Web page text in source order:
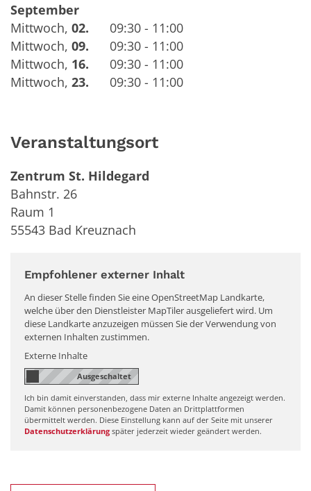
September
Mittwoch, 02.
09:30 - 11:00
Mittwoch, 09.
09:30 - 11:00
Mittwoch, 16.
09:30 - 11:00
Mittwoch, 23. 09:30 - 11:00
Veranstaltungsort
Zentrum St. Hildegard
Bahnstr. 26
Raum 1
55543 Bad Kreuznach
Empfohlener externer Inhalt
An dieser Stelle finden Sie eine OpenStreetMap Landkarte,
welche über den Dienstleister MapTiler ausgeliefert wird. Um
diese Landkarte anzuzeigen müssen Sie der Verwendung von
externen Inhalten zustimmen.
Externe Inhalte
Ich bin damit einverstanden, dass mir externe Inhalte angezeigt werden.
Damit können personenbezogene Daten an Drittplattformen
übermittelt werden. Diese Einstellung kann auf der Seite mit unserer
Datenschutzerklärung später jederzeit wieder geändert werden.